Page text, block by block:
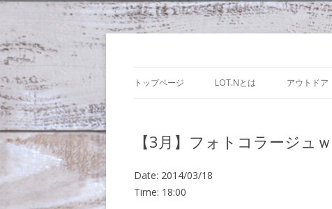
トップページ LOT.Nとは アウトドア
【3月】フォトコラージュ
Date: 2014/03/18
Time: 18:00